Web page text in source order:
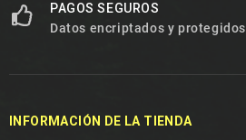
PAGOS SEGUROS
Datos encriptados y protegidos
INFORMACIÓN DE LA TIENDA